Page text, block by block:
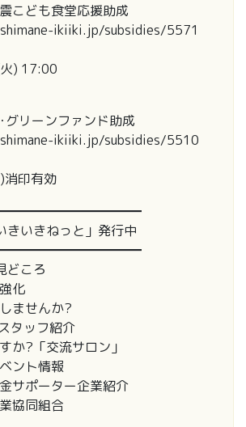
こども食堂応援助成
ikiiki.jp/subsidies/5571
) 17:00
グリーンファンド助成
ikiiki.jp/subsidies/5510
印有効
いきねっと」発行中
ころ
化
ませんか?
タッフ紹介
か?「交流サロン」
ント情報
サポーター企業紹介
協同組合